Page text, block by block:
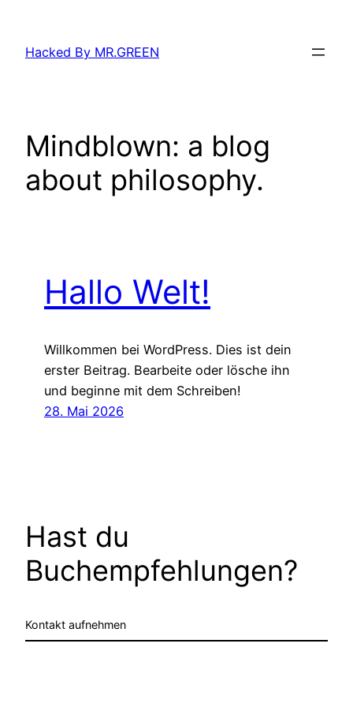
springen
Hacked By MR.GREEN
Mindblown: a blog
about philosophy.
Hallo Welt!
Willkommen bei WordPress. Dies ist dein
erster Beitrag. Bearbeite oder lösche ihn
und beginne mit dem Schreiben!
28. Mai 2026
Hast du
Buchempfehlungen?
Kontakt aufnehmen